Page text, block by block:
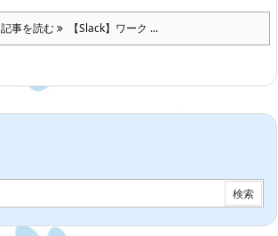
記事を読む 【Slack】ワーク ...